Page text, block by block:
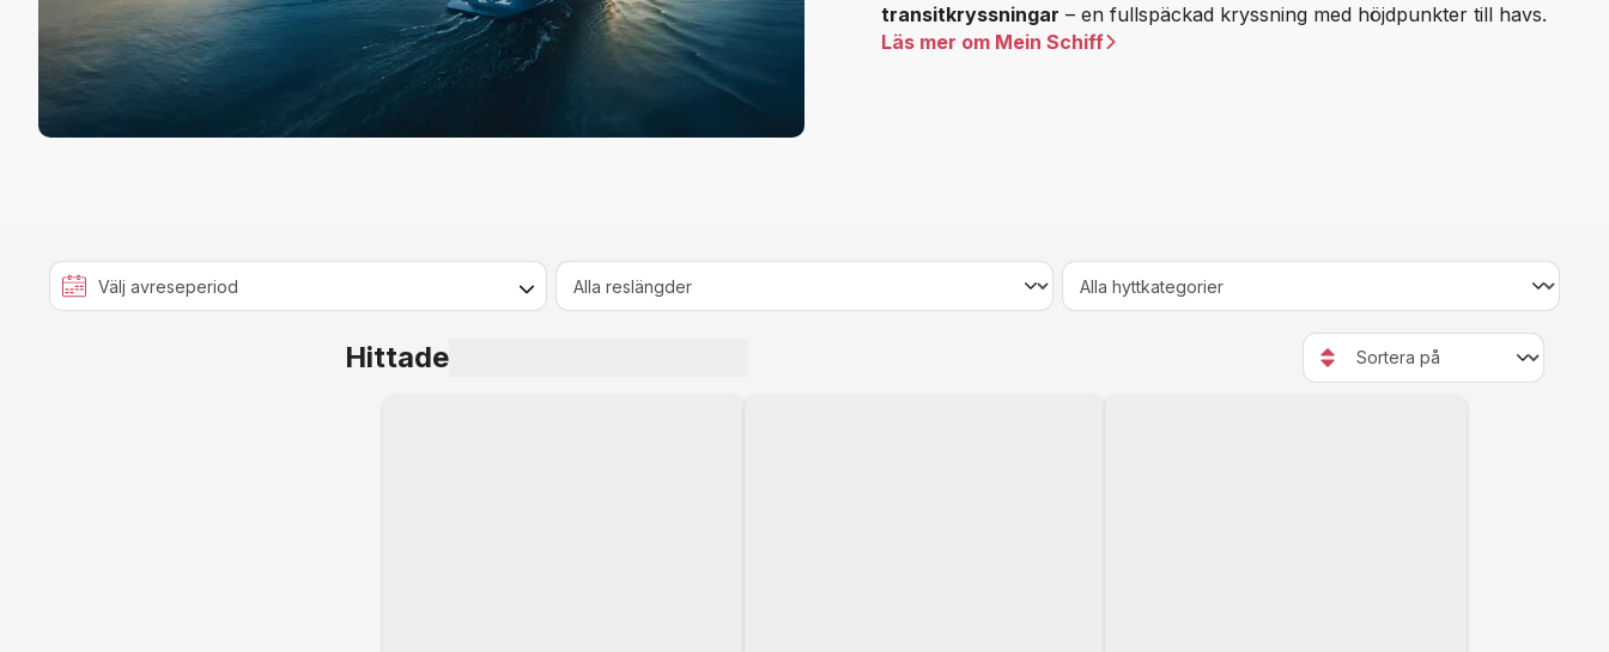
transitkryssningar – en fullspäckad kryssning med höjdpunkter till havs.
Läs mer om Mein Schiff
Hittade